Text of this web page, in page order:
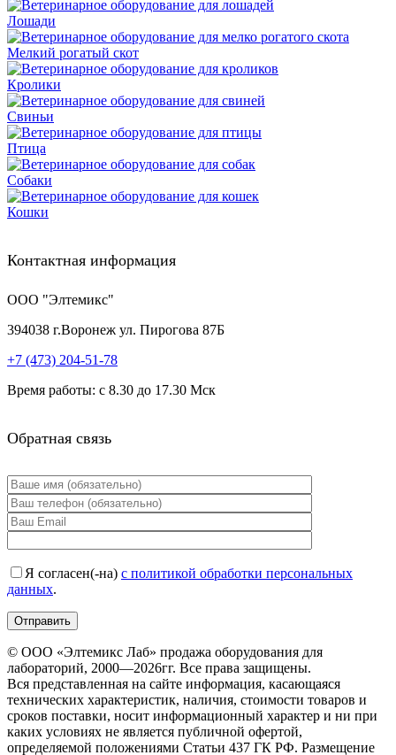
Лошади
Мелкий рогатый скот
Кролики
Свиньи
Птица
Собаки
Кошки
Контактная информация
ООО "Элтемикс"
394038 г.Воронеж ул. Пирогова 87Б
+7 (473) 204-51-78
Время работы: с 8.30 до 17.30 Мск
Обратная связь
Я согласен(-на) с политикой обработки персональных
данных.
© ООО «Элтемикс Лаб» продажа оборудования для
лабораторий, 2000—2026гг. Все права защищены.
Вся представленная на сайте информация, касающаяся
технических характеристик, наличия, стоимости товаров и
сроков поставки, носит информационный характер и ни при
каких условиях не является публичной офертой,
определяемой положениями Статьи 437 ГК РФ. Размещение